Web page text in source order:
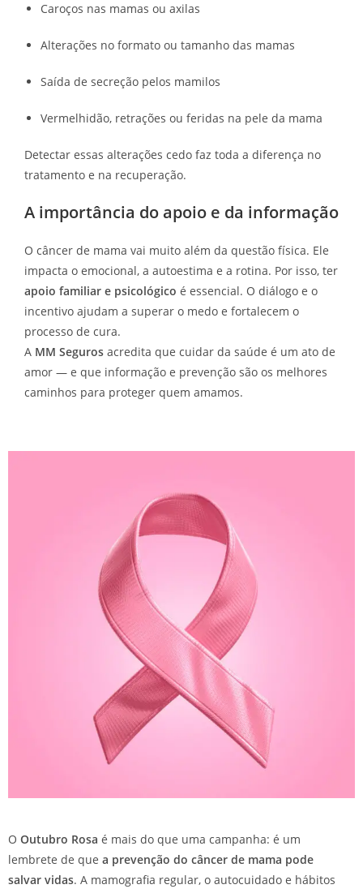
Caroços nas mamas ou axilas
Alterações no formato ou tamanho das mamas
Saída de secreção pelos mamilos
Vermelhidão, retrações ou feridas na pele da mama
Detectar essas alterações cedo faz toda a diferença no
tratamento e na recuperação.
A importância do apoio e da informação
O câncer de mama vai muito além da questão física. Ele
impacta o emocional, a autoestima e a rotina. Por isso, ter
apoio familiar e psicológico é essencial. O diálogo e o
incentivo ajudam a superar o medo e fortalecem o
processo de cura.
A MM Seguros acredita que cuidar da saúde é um ato de
amor — e que informação e prevenção são os melhores
caminhos para proteger quem amamos.
O Outubro Rosa é mais do que uma campanha: é um
lembrete de que a prevenção do câncer de mama pode
salvar vidas. A mamografia regular, o autocuidado e hábitos